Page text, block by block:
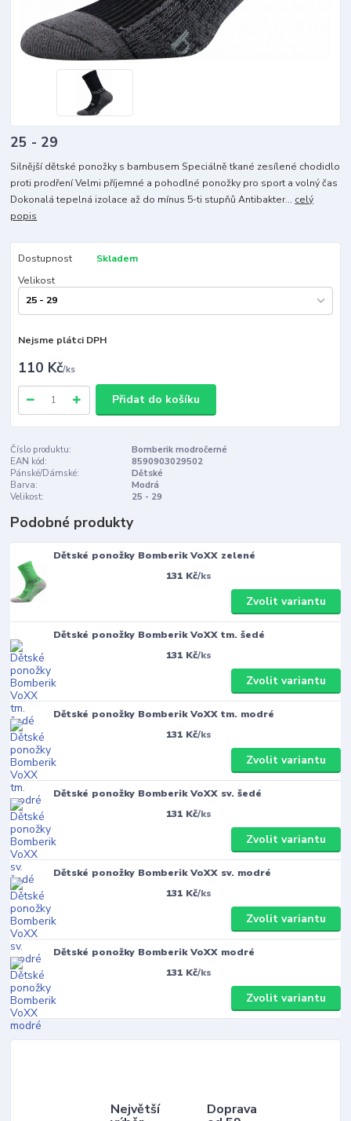
25 - 29
Silnější dětské ponožky s bambusem Speciálně tkané zesílené chodidlo
proti prodření Velmi příjemné a pohodlné ponožky pro sport a volný čas
Dokonalá tepelná izolace až do mínus 5-ti stupňů Antibakter... celý
popis
Dostupnost
Skladem
Velikost
Nejsme plátci DPH
110 Kč/ks
Přidat do košíku
Číslo produktu:
Bomberik modročerné
EAN kód:
8590903029502
Pánské/Dámské:
Dětské
Barva:
Modrá
Velikost:
25 - 29
Podobné produkty
Dětské ponožky Bomberik VoXX zelené
131 Kč/ks
Zvolit variantu
Dětské ponožky Bomberik VoXX tm. šedé
131 Kč/ks
Zvolit variantu
Dětské ponožky Bomberik VoXX tm. modré
131 Kč/ks
Zvolit variantu
Dětské ponožky Bomberik VoXX sv. šedé
131 Kč/ks
Zvolit variantu
Dětské ponožky Bomberik VoXX sv. modré
131 Kč/ks
Zvolit variantu
Dětské ponožky Bomberik VoXX modré
131 Kč/ks
Zvolit variantu
Největší Doprava